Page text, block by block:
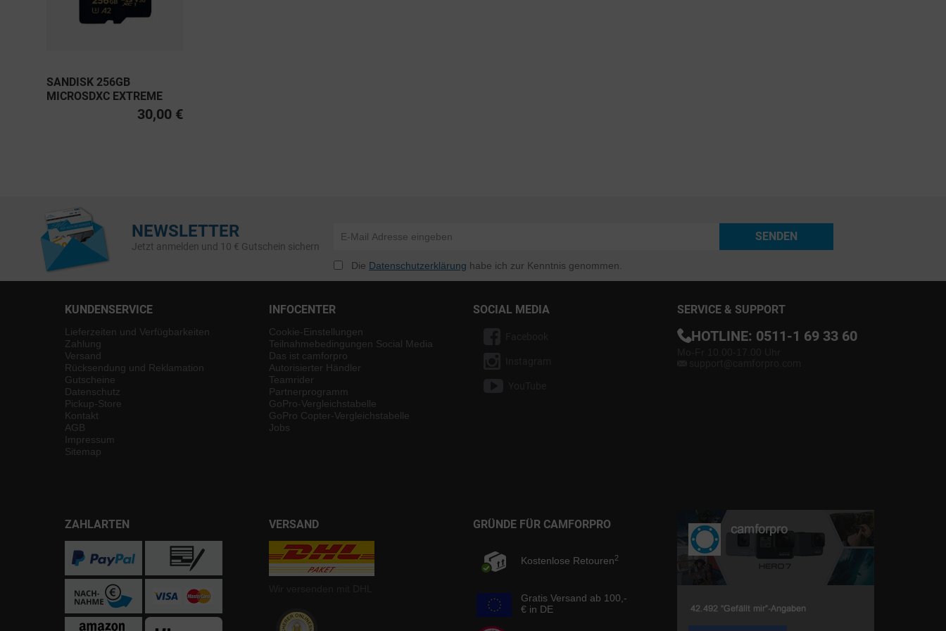
SANDISK 256GB
MICROSDXC EXTREME
PRO UHS-I U3, CLASS 10
30,00 €
NEWSLETTER
Jetzt anmelden und 10 € Gutschein sichern
SENDEN
Die Datenschutzerklärung habe ich zur Kenntnis genommen.
KUNDENSERVICE
Lieferzeiten und Verfügbarkeiten
Zahlung
Versand
Rücksendung und Reklamation
Gutscheine
Datenschutz
Pickup-Store
Kontakt
AGB
Impressum
Sitemap
INFOCENTER
Cookie-Einstellungen
Teilnahmebedingungen Social Media
Das ist camforpro
Autorisierter Händler
Teamrider
Partnerprogramm
GoPro-Vergleichstabelle
GoPro Copter-Vergleichstabelle
Jobs
SOCIAL MEDIA SERVICE & SUPPORT
HOTLINE: 0511-1 69 33 60
ZAHLARTEN VERSAND GRÜNDE FÜR CAMFORPRO
Kostenlose Retouren2
Gratis Versand ab 100,-
€ in DE